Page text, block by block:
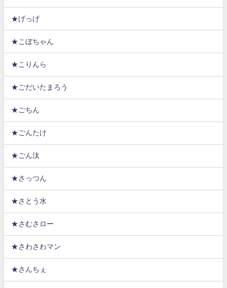
★げっげ
★こぼちゃん
★こりんら
★ごだいたまろう
★ごちん
★ごんたけ
★ごん汰
★さっつん
★さとう水
★さむさロー
★さわさわマン
★さんちぇ